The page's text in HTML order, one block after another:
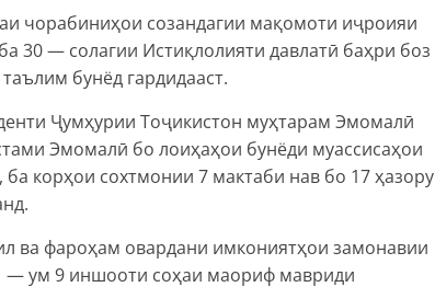
чорабиниҳои созандагии мақомоти иҷроияи
30 — солагии Истиқлолияти давлатӣ баҳри боз
бунёд гардидааст.
Ҷумҳурии Тоҷикистон муҳтарам Эмомалӣ
Эмомалӣ бо лоиҳаҳои бунёди муассисаҳои
корҳои сохтмонии 7 мактаби нав бо 17 ҳазору
ва фароҳам овардани имкониятҳои замонавии
— ум 9 иншооти соҳаи маориф мавриди